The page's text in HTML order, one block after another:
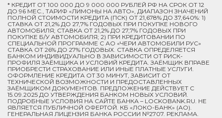
* КРЕДИТ ОТ 100 000 ДО 9 000 000 РУБЛЕЙ РФ НА СРОК ОТ 12
ДО 96 МЕС., ТАРИФ «ЛИМОНЫ НА АВТО», ДИАПАЗОН ЗНАЧЕНИЙ
ПОЛНОЙ СТОИМОСТИ КРЕДИТА (ПСК) ОТ 21,678% ДО 37,640%: 1)
СТАВКА ОТ 21,2% ДО 27,7% ГОДОВЫХ ПРИ ПОКУПКЕ НОВОГО
АВТОМОБИЛЯ; СТАВКА ОТ 21,2% ДО 27,7% ГОДОВЫХ ПРИ
ПОКУПКЕ Б/У АВТОМОБИЛЯ; 2) ПРИ КРЕДИТОВАНИИ ПО
СПЕЦИАЛЬНОЙ ПРОГРАММЕ C АО «ЧЕРИ АВТОМОБИЛИ РУС»
СТАВКА ОТ 26% ДО 27% ГОДОВЫХ. СТАВКА ОПРЕДЕЛЯЕТСЯ
БАНКОМ ИНДИВИДУАЛЬНО В ЗАВИСИМОСТИ ОТ РИСК-
ПРОФИЛЯ ЗАЁМЩИКА И УСЛОВИЙ КРЕДИТА. ЗАЁМЩИК ВПРАВЕ
ПРИОБРЕСТИ СТРАХОВАНИЕ ИЛИ ИНЫЕ ПЛАТНЫЕ УСЛУГИ.
ОФОРМЛЕНИЕ КРЕДИТА ОТ 30 МИНУТ, ЗАВИСИТ ОТ
ТЕХНИЧЕСКОЙ ВОЗМОЖНОСТИ И ПРЕДОСТАВЛЕННЫХ
ЗАЁМЩИКОМ ДОКУМЕНТОВ. ПРЕДЛОЖЕНИЕ ДЕЙСТВУЕТ С
15.09.2025 ДО УТВЕРЖДЕНИЯ БАНКОМ НОВЫХ УСЛОВИЙ.
ПОДРОБНЫЕ УСЛОВИЯ НА САЙТЕ БАНКА – LOCKOBANK.RU. НЕ
ЯВЛЯЕТСЯ ПУБЛИЧНОЙ ОФЕРТОЙ. КБ «ЛОКО-БАНК» (АО).
ГЕНЕРАЛЬНАЯ ЛИЦЕНЗИЯ БАНКА РОССИИ №2707. РЕКЛАМА.